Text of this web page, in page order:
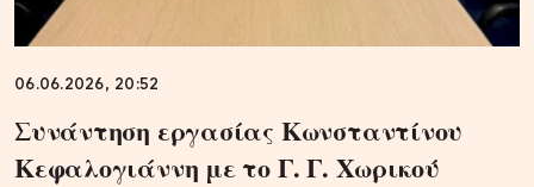
06.06.2026, 20:52
Συνάντηση εργασίας Κωνσταντίνου
Κεφαλογιάννη με το Γ. Γ. Χωρικού